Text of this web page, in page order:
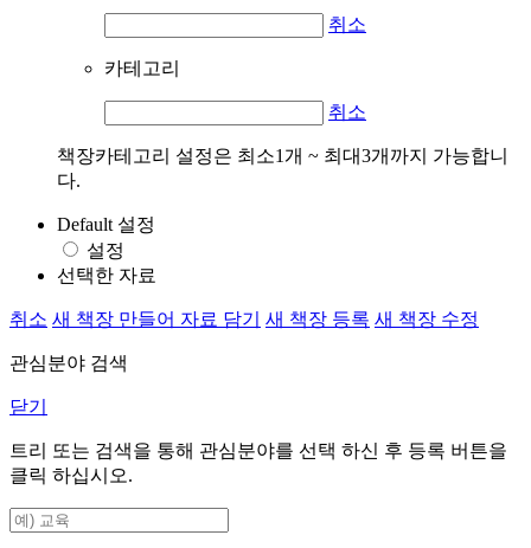
취소
카테고리
취소
책장카테고리 설정은 최소1개 ~ 최대3개까지 가능합니
다.
Default 설정
설정
선택한 자료
취소 새 책장 만들어 자료 담기 새 책장 등록 새 책장 수정
관심분야 검색
닫기
트리 또는 검색을 통해 관심분야를 선택 하신 후 등록 버튼을
클릭 하십시오.